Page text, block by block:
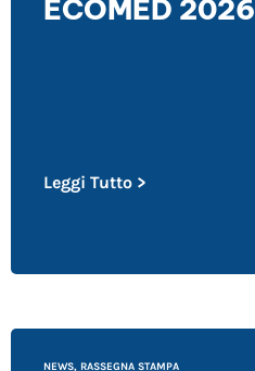
ECOMED 2026
Leggi Tutto >
NEWS, RASSEGNA STAMPA